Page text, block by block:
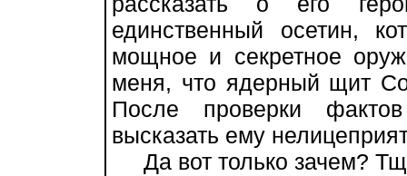
единственный осетин,
мощное и секретное
меня, что ядерный щит
После проверки
высказать ему
Да вот только зачем?